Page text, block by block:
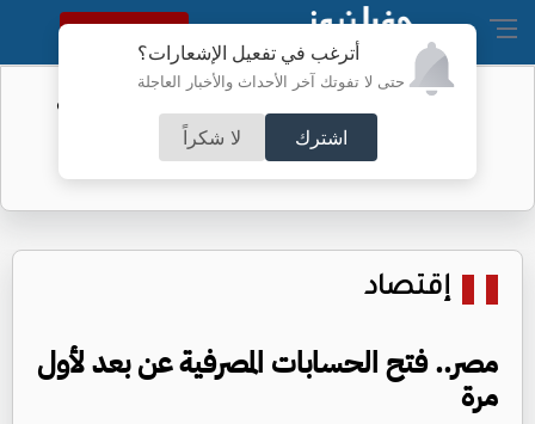
أترغب في تفعيل الإشعارات؟
حتى لا تفوتك آخر الأحداث والأخبار العاجلة
اشترك لا شكراً
النسخة الكاملة
عقوبات بالجملة على الفيصلي والحسين
إقتصاد
مصر.. فتح الحسابات المصرفية عن بعد لأول
مرة